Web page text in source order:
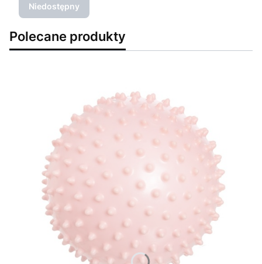
Niedostępny
Polecane produkty